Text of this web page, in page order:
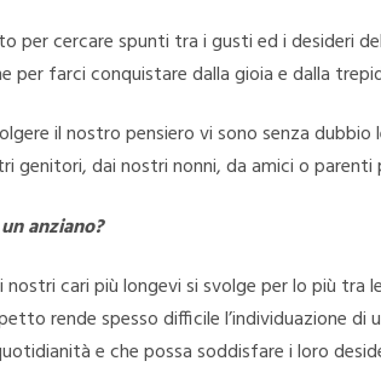
per cercare spunti tra i gusti ed i desideri
per farci conquistare dalla gioia e dalla
il nostro pensiero vi sono senza dubbio
genitori, dai nostri nonni, da amici o parenti
anziano?
cari più longevi si svolge per lo più tra
rende spesso difficile l’individuazione di
e che possa soddisfare i loro